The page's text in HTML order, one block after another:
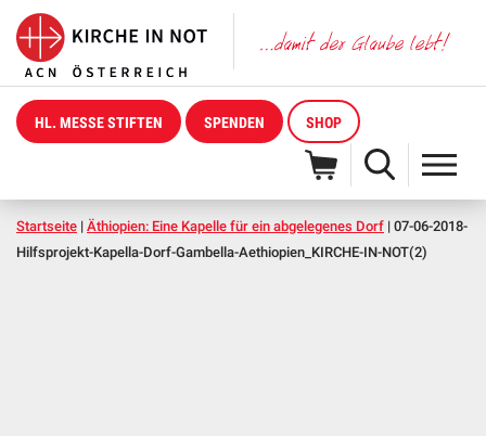
HL. MESSE STIFTEN SPENDEN SHOP
Startseite | Äthiopien: Eine Kapelle für ein abgelegenes Dorf | 07-06-2018-
Hilfsprojekt-Kapella-Dorf-Gambella-Aethiopien_KIRCHE-IN-NOT(2)